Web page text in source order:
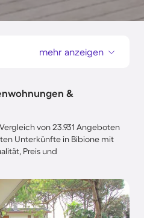
mehr anzeigen
&
von 23.931 Angeboten
Unterkünfte in Bibione mit
Preis und